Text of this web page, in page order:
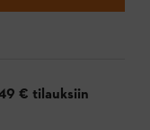
€ tilauksiin